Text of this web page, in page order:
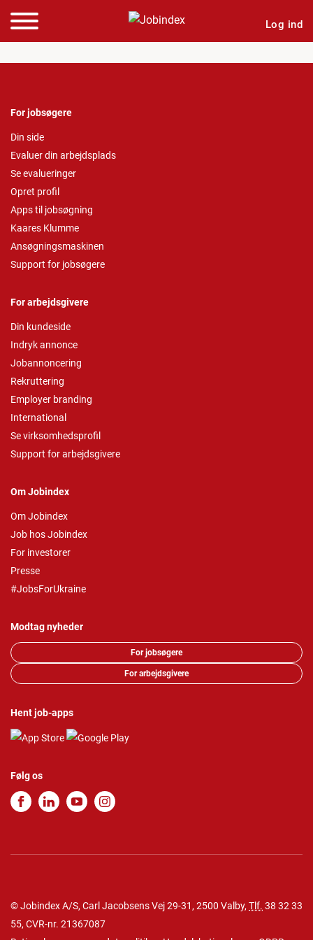
Log ind
For jobsøgere
Din side
Evaluer din arbejdsplads
Se evalueringer
Opret profil
Apps til jobsøgning
Kaares Klumme
Ansøgningsmaskinen
Support for jobsøgere
For arbejdsgivere
Din kundeside
Indryk annonce
Jobannoncering
Rekruttering
Employer branding
International
Se virksomhedsprofil
Support for arbejdsgivere
Om Jobindex
Om Jobindex
Job hos Jobindex
For investorer
Presse
#JobsForUkraine
Modtag nyheder
For jobsøgere
For arbejdsgivere
Hent job-apps
Følg os
© Jobindex A/S, Carl Jacobsens Vej 29-31, 2500 Valby, Tlf. 38 32 33
55, CVR-nr. 21367087